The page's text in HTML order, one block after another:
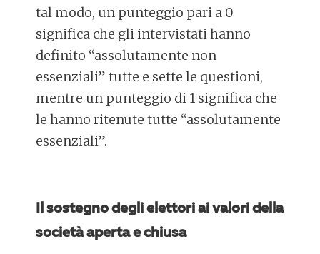
tal modo, un punteggio pari a 0
significa che gli intervistati hanno
definito “assolutamente non
essenziali” tutte e sette le questioni,
mentre un punteggio di 1 significa che
le hanno ritenute tutte “assolutamente
essenziali”.
Il sostegno degli elettori ai valori della
società aperta e chiusa